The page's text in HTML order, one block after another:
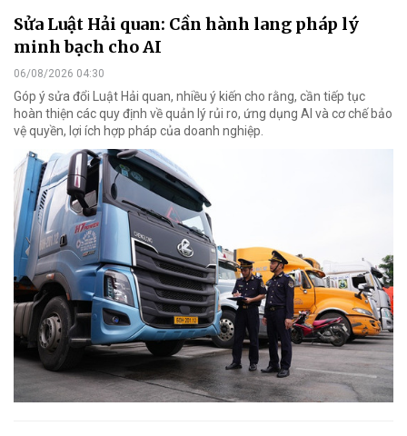
Sửa Luật Hải quan: Cần hành lang pháp lý
minh bạch cho AI
06/08/2026 04:30
Góp ý sửa đổi Luật Hải quan, nhiều ý kiến cho rằng, cần tiếp tục
hoàn thiện các quy định về quản lý rủi ro, ứng dụng AI và cơ chế bảo
vệ quyền, lợi ích hợp pháp của doanh nghiệp.